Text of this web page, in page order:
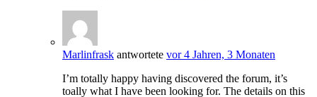
Marlinfrask antwortete vor 4 Jahren, 3 Monaten
I’m totally happy having discovered the forum, it’s
toally what I have been looking for. The details on this